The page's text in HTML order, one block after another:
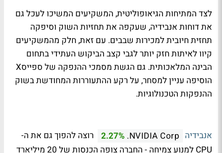
לצד המתיחות הגיאופוליטית, המשקיעים המשיכו לעכל גם
את דוחות אנבידיה, שעקפה את תחזיות השוק וסיפקה
תחזית חיובית למכירות שבבים. עם זאת, חלק מהמשקיעים
קיוו לאיתות חזק יותר לגבי קצב הביקוש העתידי בתחום
הבינה המלאכותית. גם הגשת מסמכי ההנפקה של ספייסX
הוסיפה עניין למסחר, על רקע ההתעוררות המחודשת בשוק
ההנפקות הטכנולוגיות.
אנבידיה NVIDIA Corp.
2.27%
רוצה להפוך גם את ה-
CPU למנוע צמיחה - החברה צופה הכנסות של 20 מיליארד